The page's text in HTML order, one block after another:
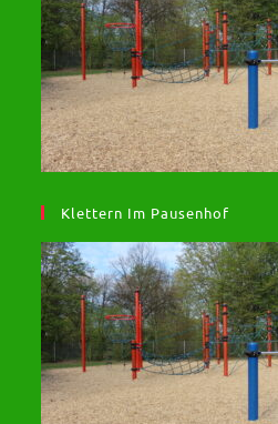
Klettern Im Pausenhof